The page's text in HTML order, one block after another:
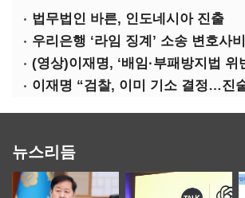
법무법인 바른, 인도네시아 진출
뉴스리듬